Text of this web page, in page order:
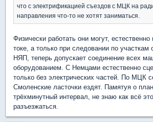
что с электрификацией съездов с МЦК на
направления что-то не хотят заниматься.
Физически работать они могут,
токе, а только при следовании по участкам
НЯП, теперь допускает соединение всех
оборудованием. С Немцами естественно
только без электрических частей. По МЦК
Смоленские ласточки ездят. Памятуя о
трёхминутный интервал, не знаю как всё
разъезжаться.